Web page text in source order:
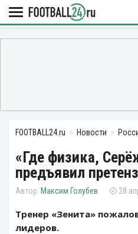
FOOTBALL24.ru Новости
«Где физика,
предъявил
Максим Голубев 28
Тренер «Зенита»
лидеров.